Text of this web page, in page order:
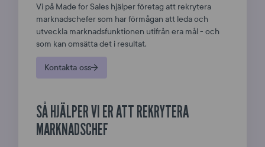
Vi på Made for Sales hjälper företag att rekrytera
marknadschefer som har förmågan att leda och
utveckla marknadsfunktionen utifrån era mål - och
som kan omsätta det i resultat.
Kontakta oss
SÅ HJÄLPER VI ER ATT REKRYTERA
MARKNADSCHEF